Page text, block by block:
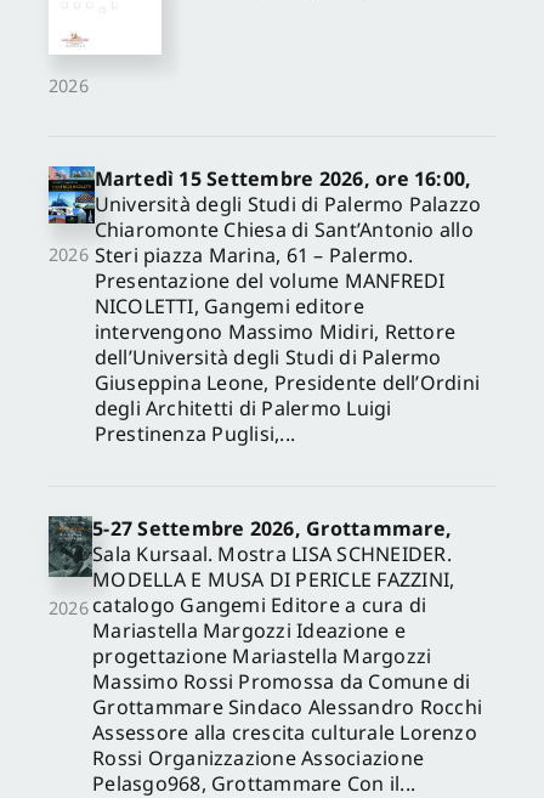
2026
2026
Martedì 15 Settembre 2026, ore 16:00,
Università degli Studi di Palermo Palazzo
Chiaromonte Chiesa di Sant’Antonio allo
Steri piazza Marina, 61 – Palermo.
Presentazione del volume MANFREDI
NICOLETTI, Gangemi editore
intervengono Massimo Midiri, Rettore
dell’Università degli Studi di Palermo
Giuseppina Leone, Presidente dell’Ordini
degli Architetti di Palermo Luigi
Prestinenza Puglisi,...
2026
5-27 Settembre 2026, Grottammare,
Sala Kursaal. Mostra LISA SCHNEIDER.
MODELLA E MUSA DI PERICLE FAZZINI,
catalogo Gangemi Editore a cura di
Mariastella Margozzi Ideazione e
progettazione Mariastella Margozzi
Massimo Rossi Promossa da Comune di
Grottammare Sindaco Alessandro Rocchi
Assessore alla crescita culturale Lorenzo
Rossi Organizzazione Associazione
Pelasgo968, Grottammare Con il...